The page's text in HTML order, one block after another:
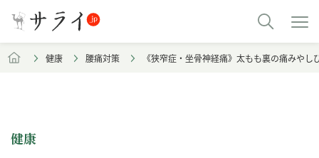
健康 腰痛対策 《狭窄症・坐骨神経痛》太もも裏の痛みや
健康